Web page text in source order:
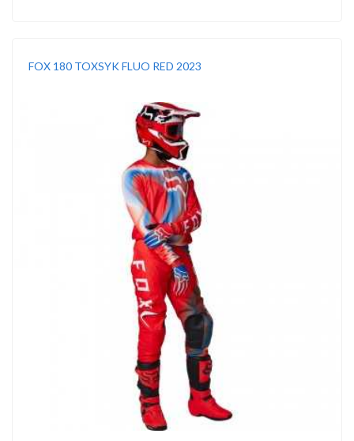
FOX 180 TOXSYK FLUO RED 2023